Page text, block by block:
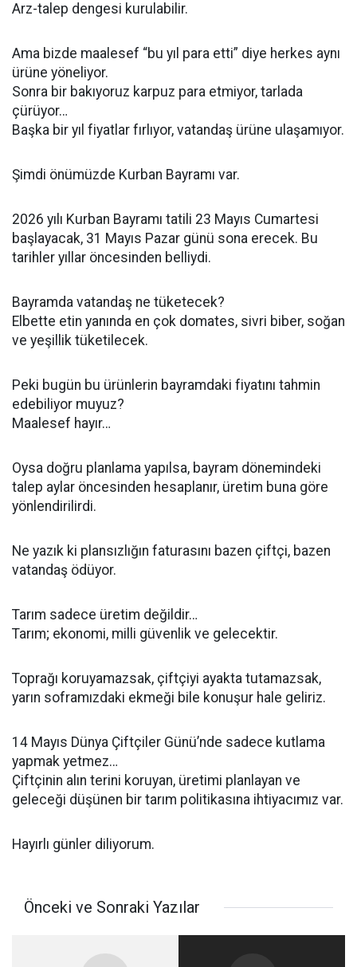
Arz-talep dengesi kurulabilir.
Ama bizde maalesef “bu yıl para etti” diye herkes aynı
ürüne yöneliyor.
Sonra bir bakıyoruz karpuz para etmiyor, tarlada
çürüyor…
Başka bir yıl fiyatlar fırlıyor, vatandaş ürüne ulaşamıyor.
Şimdi önümüzde Kurban Bayramı var.
2026 yılı Kurban Bayramı tatili 23 Mayıs Cumartesi
başlayacak, 31 Mayıs Pazar günü sona erecek. Bu
tarihler yıllar öncesinden belliydi.
Bayramda vatandaş ne tüketecek?
Elbette etin yanında en çok domates, sivri biber, soğan
ve yeşillik tüketilecek.
Peki bugün bu ürünlerin bayramdaki fiyatını tahmin
edebiliyor muyuz?
Maalesef hayır…
Oysa doğru planlama yapılsa, bayram dönemindeki
talep aylar öncesinden hesaplanır, üretim buna göre
yönlendirilirdi.
Ne yazık ki plansızlığın faturasını bazen çiftçi, bazen
vatandaş ödüyor.
Tarım sadece üretim değildir…
Tarım; ekonomi, milli güvenlik ve gelecektir.
Toprağı koruyamazsak, çiftçiyi ayakta tutamazsak,
yarın soframızdaki ekmeği bile konuşur hale geliriz.
14 Mayıs Dünya Çiftçiler Günü’nde sadece kutlama
yapmak yetmez…
Çiftçinin alın terini koruyan, üretimi planlayan ve
geleceği düşünen bir tarım politikasına ihtiyacımız var.
Hayırlı günler diliyorum.
Önceki ve Sonraki Yazılar